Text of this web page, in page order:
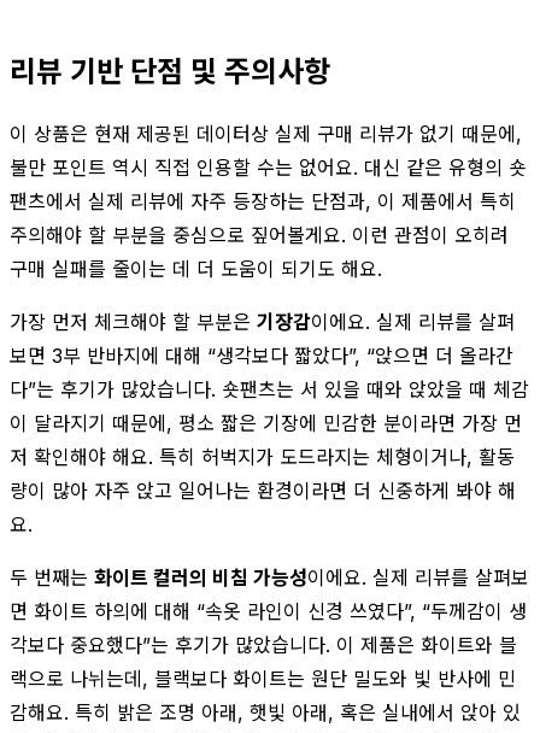
리뷰 기반 단점 및 주의사항
이 상품은 현재 제공된 데이터상 실제 구매 리뷰가 없기 때문에,
불만 포인트 역시 직접 인용할 수는 없어요. 대신 같은 유형의 숏
팬츠에서 실제 리뷰에 자주 등장하는 단점과, 이 제품에서 특히
주의해야 할 부분을 중심으로 짚어볼게요. 이런 관점이 오히려
구매 실패를 줄이는 데 더 도움이 되기도 해요.
가장 먼저 체크해야 할 부분은 기장감이에요. 실제 리뷰를 살펴
보면 3부 반바지에 대해 “생각보다 짧았다”, “앉으면 더 올라간
다”는 후기가 많았습니다. 숏팬츠는 서 있을 때와 앉았을 때 체감
이 달라지기 때문에, 평소 짧은 기장에 민감한 분이라면 가장 먼
저 확인해야 해요. 특히 허벅지가 도드라지는 체형이거나, 활동
량이 많아 자주 앉고 일어나는 환경이라면 더 신중하게 봐야 해
요.
두 번째는 화이트 컬러의 비침 가능성이에요. 실제 리뷰를 살펴보
면 화이트 하의에 대해 “속옷 라인이 신경 쓰였다”, “두께감이 생
각보다 중요했다”는 후기가 많았습니다. 이 제품은 화이트와 블
랙으로 나뉘는데, 블랙보다 화이트는 원단 밀도와 빛 반사에 민
감해요. 특히 밝은 조명 아래, 햇빛 아래, 혹은 실내에서 앉아 있